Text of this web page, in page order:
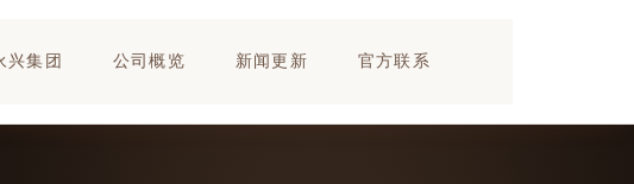
兴集团 公司概览 新闻更新 官方联系